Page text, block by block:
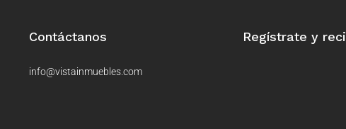
Contáctanos
info@vistainmuebles.com
Regístrate y